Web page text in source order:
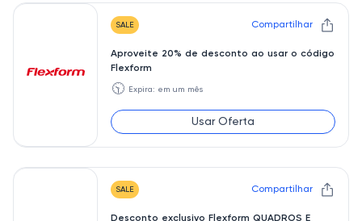
SALE Compartilhar
Aproveite 20% de desconto ao usar o código
Flexform
🕥 Expira: em um mês
Usar Oferta
SALE Compartilhar
Desconto exclusivo Flexform QUADROS E